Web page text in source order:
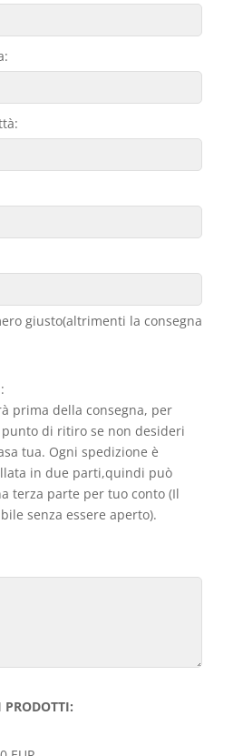
giusto(altrimenti la consegna
prima della consegna, per
di ritiro se non desideri
tua. Ogni spedizione è
in due parti,quindi può
terza parte per tuo conto (Il
senza essere aperto).
PRODOTTI: